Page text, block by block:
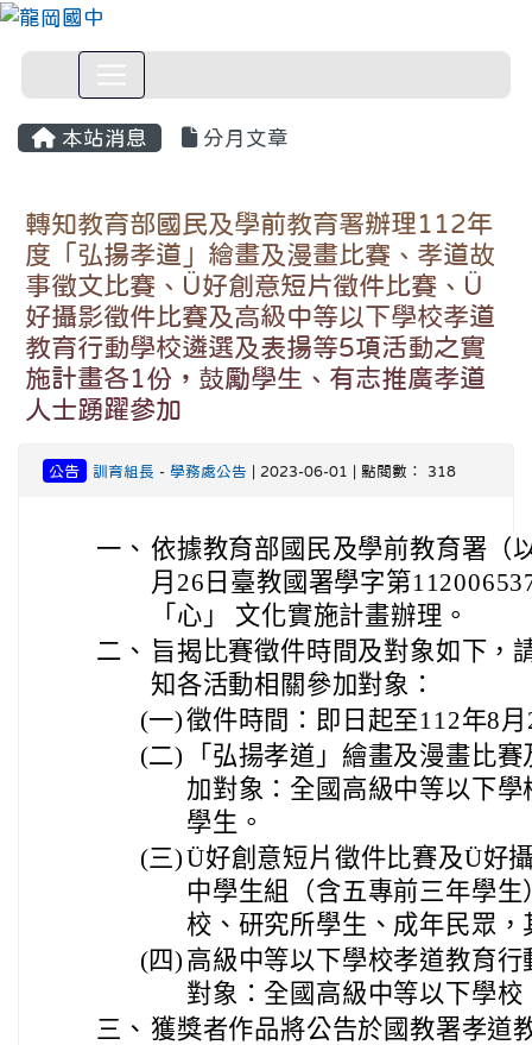
本站消息 分月文章
轉知教育部國民及學前教育署辦理112年
度「弘揚孝道」繪畫及漫畫比賽、孝道故
事徵文比賽、Ü好創意短片徵件比賽、Ü
好攝影徵件比賽及高級中等以下學校孝道
教育行動學校遴選及表揚等5項活動之實
施計畫各1份，鼓勵學生、有志推廣孝道
人士踴躍參加
公告 訓育組長 - 學務處公告 | 2023-06-01 | 點閱數： 318
一、 依據教育部國民及學前教育署（
月26日臺教國署學字第
「心」 文化實施計畫辦理。
二、 旨揭比賽徵件時間及對象如下，
知各活動相關參加對象：
(一)徵件時間：即日起至112年8
(二)
「弘揚孝道」繪畫及漫畫比
加對象：全國高級中等以下
學生。
(三)Ü好創意短片徵件比賽及Ü好
中學生組（含五專前三年學
校、研究所學生、成年民眾
(四) 高級中等以下學校孝道教育
對象：全國高級中等以下學
三、 獲獎者作品將公告於國教署孝道